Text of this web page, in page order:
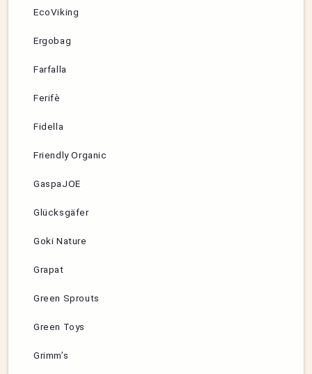
EcoViking
Ergobag
Farfalla
Ferifè
Fidella
Friendly Organic
GaspaJOE
Glücksgäfer
Goki Nature
Grapat
Green Sprouts
Green Toys
Grimm’s